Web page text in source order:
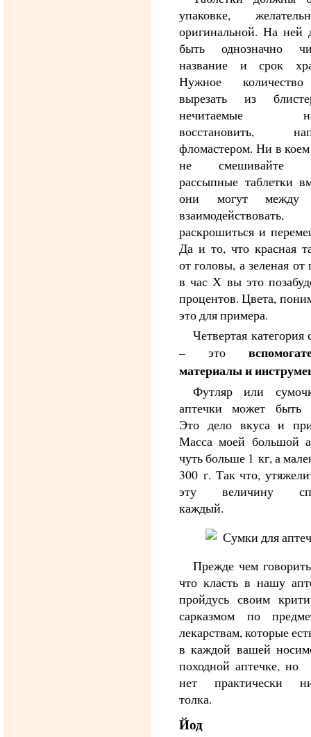
упаковке,
оригинальной. На ней
быть однозначно
название и срок
Нужное количество
вырезать из
нечитаемые
восстановить,
фломастером. Ни в коем
не смешивайте
рассыпные таблетки
они могут между
взаимодействовать,
раскрошиться и
Да и то, что красная
от головы, а зеленая от
в час Х вы это
процентов. Цвета,
это для примера.
Четвертая категория
– это
материалы и
Футляр или
аптечки может быть
Это дело вкуса и
Масса моей большой
чуть больше 1 кг, а
300 г. Так что,
эту величину
каждый.
Прежде чем
что класть в нашу
пройдусь своим
сарказмом по
лекарствам, которые
в каждой вашей
походной аптечке, но
нет практически
толка.
Йод